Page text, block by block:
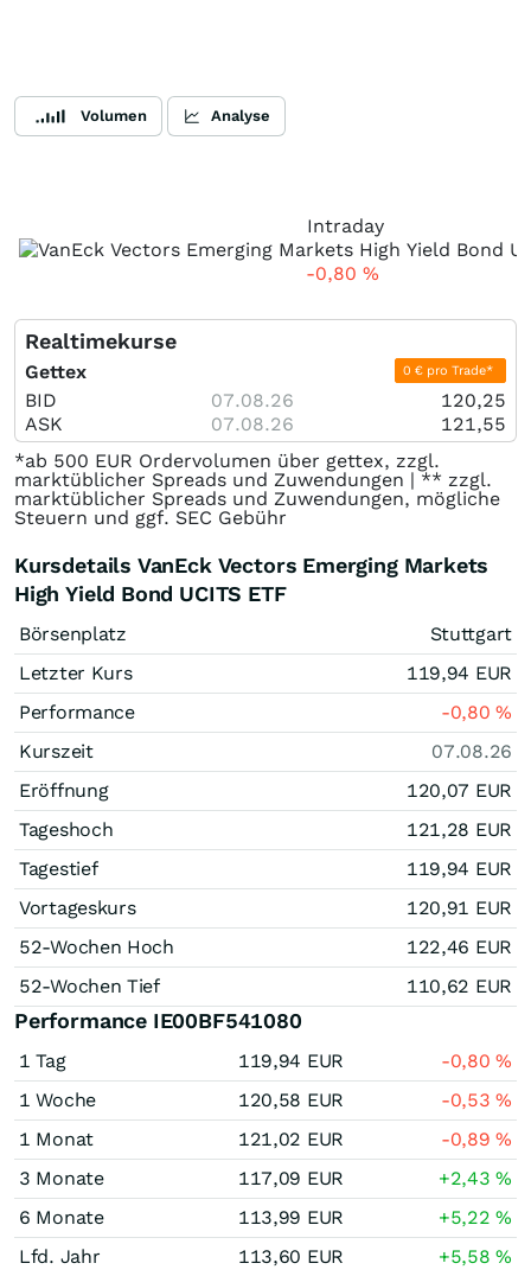
Volumen Analyse
Intraday
-0,80 %
Realtimekurse
Gettex 0 € pro Trade*
BID 07.08.26
120,25
ASK
07.08.26
121,55
*ab 500 EUR Ordervolumen über gettex, zzgl.
marktüblicher Spreads und Zuwendungen | ** zzgl.
marktüblicher Spreads und Zuwendungen, mögliche
Steuern und ggf. SEC Gebühr
Kursdetails VanEck Vectors Emerging Markets
High Yield Bond UCITS ETF
Börsenplatz
Stuttgart
Letzter Kurs
119,94 EUR
Performance
-0,80%
Kurszeit
07.08.26
Eröffnung
120,07 EUR
Tageshoch
121,28 EUR
Tagestief
119,94 EUR
Vortageskurs
120,91 EUR
52-Wochen Hoch
122,46 EUR
52-Wochen Tief
110,62 EUR
Performance IE00BF541080
1 Tag 119,94 EUR -0,80%
1 Woche
120,58 EUR -0,53%
1 Monat
121,02 EUR -0,89%
3 Monate
117,09 EUR +2,43%
6 Monate
113,99 EUR +5,22%
Lfd. Jahr
113,60 EUR +5,58%